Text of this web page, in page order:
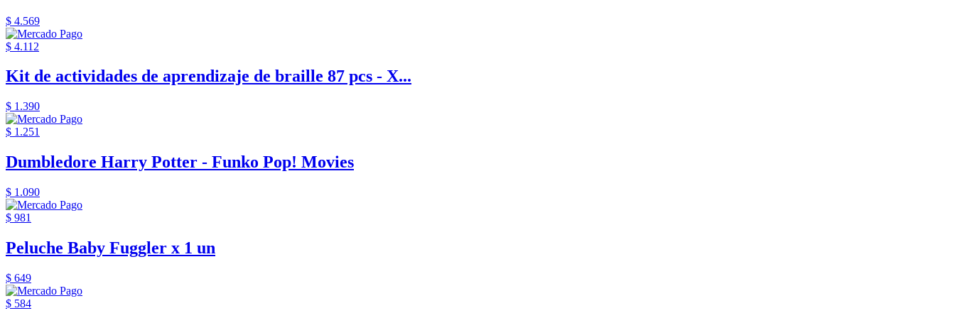
$ 4.569
$ 4.112
Kit de actividades de aprendizaje de braille 87 pcs - X...
$ 1.390
$ 1.251
Dumbledore Harry Potter - Funko Pop! Movies
$ 1.090
$ 981
Peluche Baby Fuggler x 1 un
$ 649
$ 584